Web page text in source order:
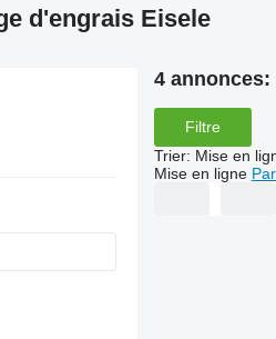
d'engrais Eisele
4 annonces:
Filtre
Trier: Mise en
Mise en ligne